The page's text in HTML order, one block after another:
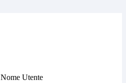
Nome Utente